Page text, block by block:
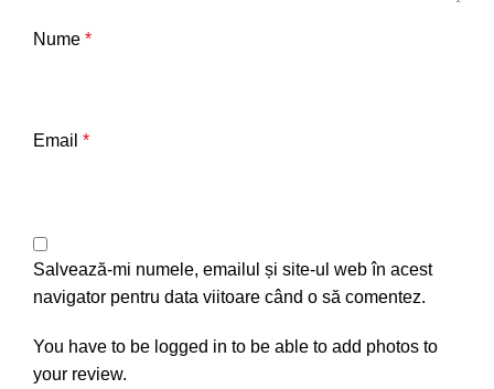
Nume *
Email *
Salvează-mi numele, emailul și site-ul web în acest
navigator pentru data viitoare când o să comentez.
You have to be logged in to be able to add photos to
your review.